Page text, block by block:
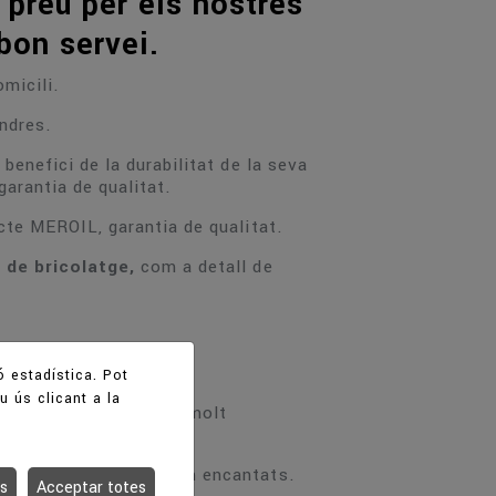
servei.
de la durabilitat de la seva
de qualitat.
MEROIL, garantia de qualitat.
de bricolatge, com a detall de
i LENTZ, amb preus molt
l’assessorem encantats.
estadística. Pot
ús clicant a la
Acceptar totes